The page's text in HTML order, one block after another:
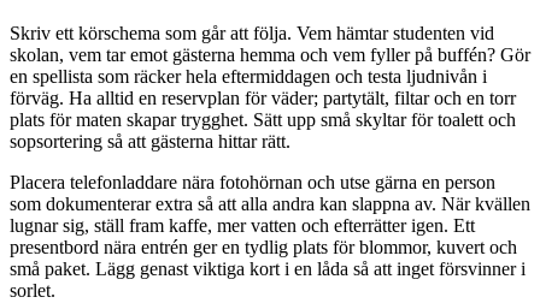
Skriv ett körschema som går att följa. Vem hämtar studenten vid
skolan, vem tar emot gästerna hemma och vem fyller på buffén? Gör
en spellista som räcker hela eftermiddagen och testa ljudnivån i
förväg. Ha alltid en reservplan för väder; partytält, filtar och en torr
plats för maten skapar trygghet. Sätt upp små skyltar för toalett och
sopsortering så att gästerna hittar rätt.
Placera telefonladdare nära fotohörnan och utse gärna en person
som dokumenterar extra så att alla andra kan slappna av. När kvällen
lugnar sig, ställ fram kaffe, mer vatten och efterrätter igen. Ett
presentbord nära entrén ger en tydlig plats för blommor, kuvert och
små paket. Lägg genast viktiga kort i en låda så att inget försvinner i
sorlet.